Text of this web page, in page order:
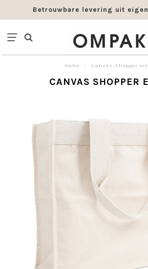
Betrouwbare levering uit
Home Canvas Shopper
CANVAS SHOPPER